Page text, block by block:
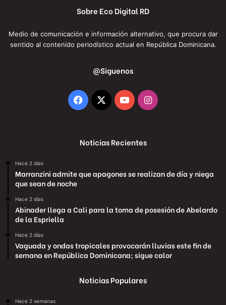
Sobre Eco Digital RD
Medio de comunicación e información alternativo, que procura dar
sentido al contenido periodístico actual en República Dominicana.
@Siguenos
Facebook
X YouTubeInstagram
Noticias Recientes
Hace 2 días
Marranzini admite que apagones se realizan de día y niega
que sean de noche
Hace 2 días
Abinader llega a Cali para la toma de posesión de Abelardo
de la Espriella
Hace 2 días
Vaguada y ondas tropicales provocarán lluvias este fin de
semana en República Dominicana; sigue calor
Noticias Populares
Hace 2 semanas